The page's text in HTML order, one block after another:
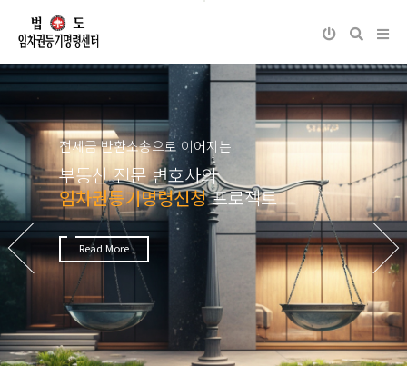
전세금 반환소송으로 이어지는
부동산 전문 변호사의
임차권등기명령신청프로젝트
Read More
Previous
Next